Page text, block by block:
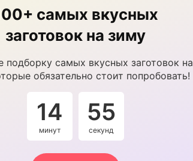
самых вкусных
заготовок на зиму
подборку самых вкусных заготовок на
обязательно стоит попробовать!
14
минут
54
секунды